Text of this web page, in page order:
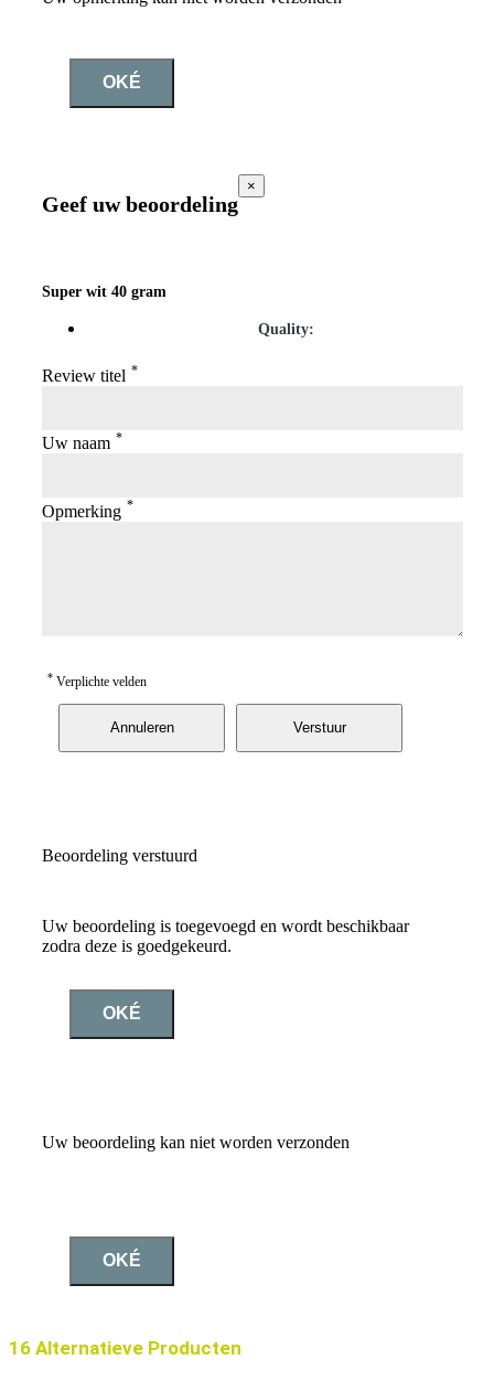
OKÉ
Geef uw beoordeling
×
Super wit 40 gram
Quality:
Review titel *
Uw naam *
Opmerking *
* Verplichte velden
Annuleren Verstuur
Beoordeling verstuurd
Uw beoordeling is toegevoegd en wordt beschikbaar
zodra deze is goedgekeurd.
OKÉ
Uw beoordeling kan niet worden verzonden
OKÉ
16 Alternatieve Producten